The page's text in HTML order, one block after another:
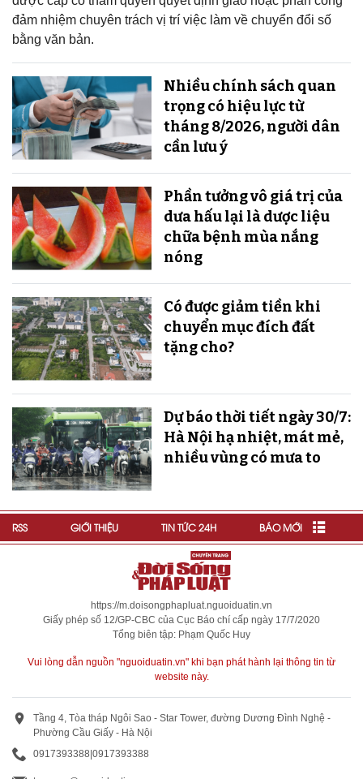
đảm nhiệm chuyên trách vị trí việc làm về chuyển đổi số
bằng văn bản.
Nhiều chính sách quan
trọng có hiệu lực từ
tháng 8/2026, người dân
cần lưu ý
Phần tưởng vô giá trị của
dưa hấu lại là dược liệu
chữa bệnh mùa nắng
nóng
Có được giảm tiền khi
chuyển mục đích đất
tặng cho?
Dự báo thời tiết ngày 30/7:
Hà Nội hạ nhiệt, mát mẻ,
nhiều vùng có mưa to
RSS GIỚI THIỆU TIN TỨC 24H BÁO MỚI
https://m.doisongphapluat.nguoiduatin.vn
Giấy phép số 12/GP-CBC của Cục Báo chí cấp ngày 17/7/2020
Tổng biên tập: Phạm Quốc Huy
Vui lòng dẫn nguồn "nguoiduatin.vn" khi bạn phát hành lại thông tin từ
website này.
Tầng 4, Tòa tháp Ngôi Sao - Star Tower, đường Dương Đình Nghệ -
Phường Cầu Giấy - Hà Nội
0917393388|0917393388